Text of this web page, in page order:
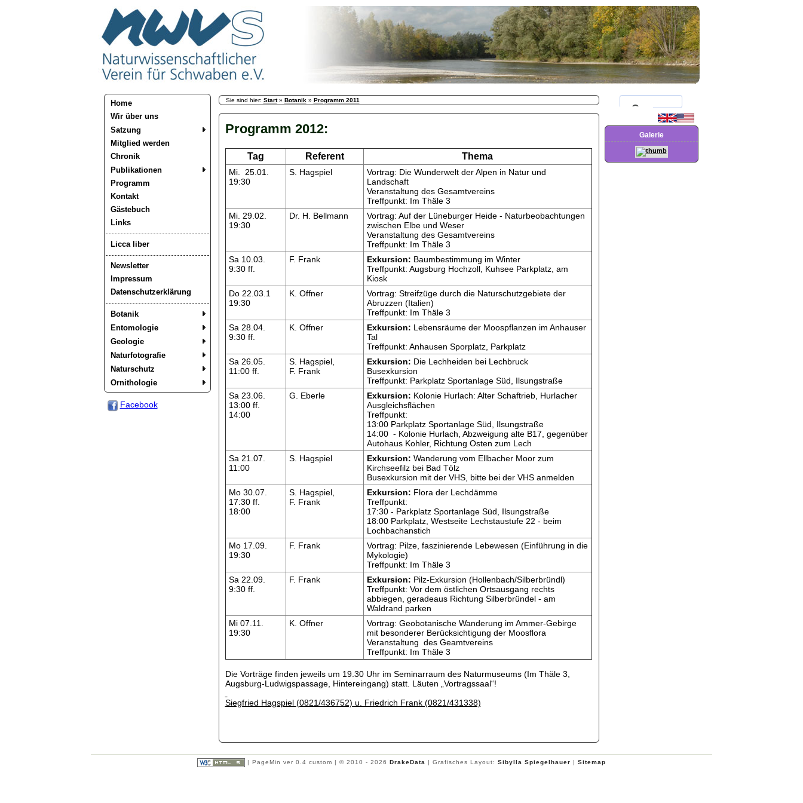
Home
Wir über uns
Satzung
Mitglied werden
Chronik
Publikationen
Programm
Kontakt
Gästebuch
Links
Licca liber
Newsletter
Impressum
Datenschutzerklärung
Botanik
Entomologie
Geologie
Naturfotografie
Naturschutz
Ornithologie
Facebook
Sie sind hier: Start» Botanik» Programm 2011
Programm 2012:
Tag Referent Thema
Mi. 25.01.
19:30
S. Hagspiel
Vortrag: Die Wunderwelt der Alpen in Natur und
Landschaft
Veranstaltung des Gesamtvereins
Treffpunkt: Im Thäle 3
Mi. 29.02.
19:30
Dr. H. Bellmann
Vortrag: Auf der Lüneburger Heide - Naturbeobachtungen
zwischen Elbe und Weser
Veranstaltung des Gesamtvereins
Treffpunkt: Im Thäle 3
Sa 10.03.
9:30 ff.
F. Frank Exkursion: Baumbestimmung im Winter
Treffpunkt: Augsburg Hochzoll, Kuhsee Parkplatz, am
Kiosk
Do 22.03.1
19:30
K. Offner
Vortrag: Streifzüge durch die Naturschutzgebiete der
Abruzzen (Italien)
Treffpunkt: Im Thäle 3
Sa 28.04.
9:30 ff.
K. Offner Exkursion: Lebensräume der Moospflanzen im Anhauser
Tal
Treffpunkt: Anhausen Sporplatz, Parkplatz
Sa 26.05.
11:00 ff.
S. Hagspiel,
F. Frank
Exkursion: Die Lechheiden bei Lechbruck
Busexkursion
Treffpunkt: Parkplatz Sportanlage Süd, Ilsungstraße
Sa 23.06.
13:00 ff.
14:00
G. Eberle Exkursion: Kolonie Hurlach: Alter Schaftrieb, Hurlacher
Ausgleichsflächen
Treffpunkt:
13:00 Parkplatz Sportanlage Süd, Ilsungstraße
14:00 - Kolonie Hurlach, Abzweigung alte B17, gegenüber
Autohaus Kohler, Richtung Osten zum Lech
Sa 21.07.
11:00
S. Hagspiel Exkursion: Wanderung vom Ellbacher Moor zum
Kirchseefilz bei Bad Tölz
Busexkursion mit der VHS, bitte bei der VHS anmelden
Mo 30.07.
17:30 ff.
18:00
S. Hagspiel,
F. Frank
Exkursion: Flora der Lechdämme
Treffpunkt:
17:30 - Parkplatz Sportanlage Süd, Ilsungstraße
18:00 Parkplatz, Westseite Lechstaustufe 22 - beim
Lochbachanstich
Mo 17.09.
19:30
F. Frank
Vortrag: Pilze, faszinierende Lebewesen (Einführung in die
Mykologie)
Treffpunkt: Im Thäle 3
Sa 22.09.
9:30 ff.
F. Frank Exkursion: Pilz-Exkursion (Hollenbach/Silberbründl)
Treffpunkt: Vor dem östlichen Ortsausgang rechts
abbiegen, geradeaus Richtung Silberbründel - am
Waldrand parken
Mi 07.11.
19:30
K. Offner
Vortrag: Geobotanische Wanderung im Ammer-Gebirge
mit besonderer Berücksichtigung der Moosflora
Veranstaltung des Geamtvereins
Treffpunkt: Im Thäle 3
Die Vorträge finden jeweils um 19.30 Uhr im Seminarraum des Naturmuseums (Im Thäle 3,
Augsburg-Ludwigspassage, Hintereingang) statt. Läuten „Vortragssaal“!
Siegfried Hagspiel (0821/436752) u. Friedrich Frank (0821/431338)
Galerie
| PageMin ver 0.4 custom | © 2010 - 2026 DrakeData | Grafisches Layout: Sibylla Spiegelhauer | Sitemap